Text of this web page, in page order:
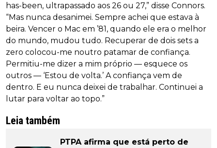
has-been, ultrapassado aos 26 ou 27,” disse Connors.
“Mas nunca desanimei. Sempre achei que estava à
beira. Vencer o Mac em ’81, quando ele era o melhor
do mundo, mudou tudo. Recuperar de dois sets a
zero colocou-me noutro patamar de confiança.
Permitiu-me dizer a mim próprio — esquece os
outros — ‘Estou de volta.’ A confiança vem de
dentro. E eu nunca deixei de trabalhar. Continuei a
lutar para voltar ao topo.”
Leia também
PTPA afirma que está perto de